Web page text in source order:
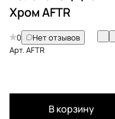
Хром AFTR
0
Нет отзывов
Арт.AFTR
В корзину